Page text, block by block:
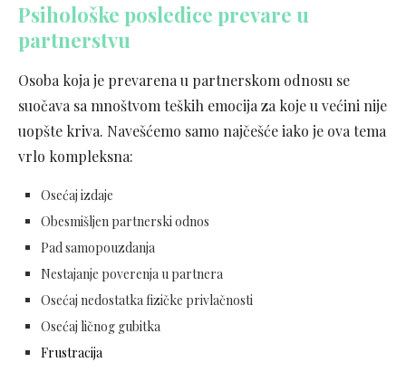
Psihološke posledice prevare u
partnerstvu
Osoba koja je prevarena u partnerskom odnosu se
suočava sa mnoštvom teških emocija za koje u većini nije
uopšte kriva. Navešćemo samo najčešće iako je ova tema
vrlo kompleksna:
Osećaj izdaje
Obesmišljen partnerski odnos
Pad samopouzdanja
Nestajanje poverenja u partnera
Osećaj nedostatka fizičke privlačnosti
Osećaj ličnog gubitka
Frustracija